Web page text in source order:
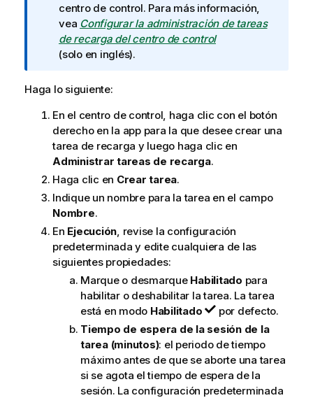
a
i
n
f
r
a
t
i
v
a
centro de control. Para más información,
vea Configurar la administración de tareas
de recarga del centro de control
(solo en inglés).
Haga lo siguiente:
En el centro de control, haga clic con el botón
derecho en la app para la que desee crear una
tarea de recarga y luego haga clic en
Administrar tareas de recarga.
Haga clic en Crear tarea.
Indique un nombre para la tarea en el campo
Nombre.
En Ejecución , revise la configuración
predeterminada y edite cualquiera de las
siguientes propiedades:
Marque o desmarque Habilitado para
habilitar o deshabilitar la tarea. La tarea
está en modo Habilitado
por defecto.
Tiempo de espera de la sesión de la
tarea (minutos): el periodo de tiempo
máximo antes de que se aborte una tarea
si se agota el tiempo de espera de la
sesión. La configuración predeterminada